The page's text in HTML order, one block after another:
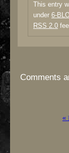
This entry
under 6-
RSS 2.0
Comments
«